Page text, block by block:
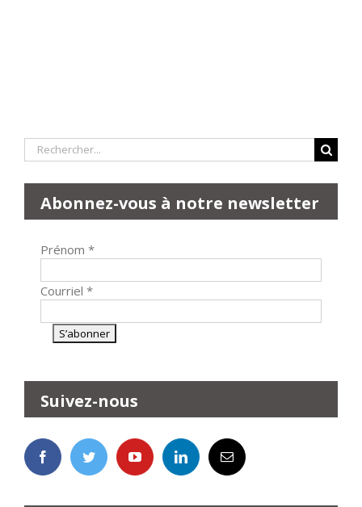
Rechercher:
Abonnez-vous à notre newsletter
Prénom *
Courriel *
Suivez-nous